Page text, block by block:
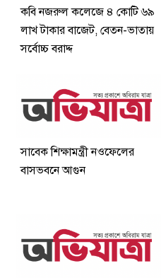
কবি নজরুল কলেজে ৪ কোটি ৬৯
লাখ টাকার বাজেট, বেতন-ভাতায়
সর্বোচ্চ বরাদ্দ
সাবেক শিক্ষামন্ত্রী নওফেলের
বাসভবনে আগুন